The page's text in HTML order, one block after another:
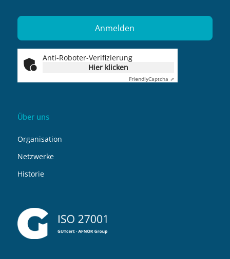
Anti-Roboter-Verifizierung
Hier klicken
FriendlyCaptcha ⇗
Über uns
Organisation
Netzwerke
Historie